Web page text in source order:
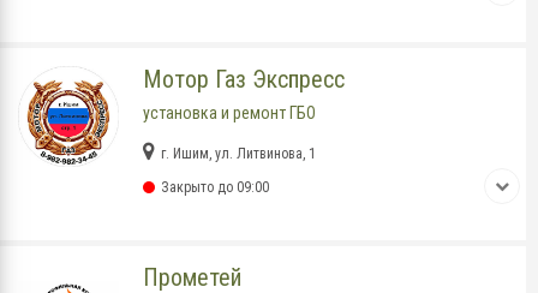
Мотор Газ Экспресс
установка и ремонт ГБО
г. Ишим, ул. Литвинова, 1
Закрыто до 09:00
Прометей